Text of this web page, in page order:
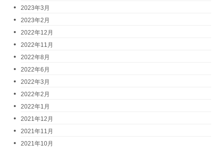
2023年3月
2023年2月
2022年12月
2022年11月
2022年8月
2022年6月
2022年3月
2022年2月
2022年1月
2021年12月
2021年11月
2021年10月